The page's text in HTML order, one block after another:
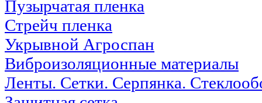
Пузырчатая пленка
Стрейч пленка
Укрывной Агроспан
Виброизоляционные материалы
Ленты. Сетки. Серпянка.